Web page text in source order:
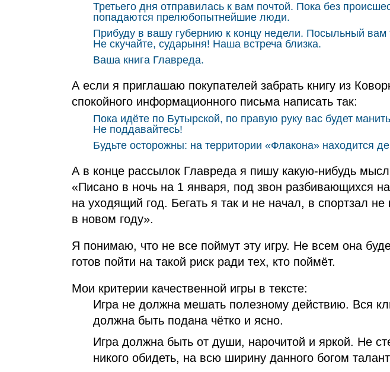
Третьего дня отправилась к вам почтой. Пока без
попадаются прелюбопытнейшие люди.
Прибуду в вашу губернию к концу недели. Посыльный вам
Не скучайте, сударыня! Наша встреча близка.
Ваша книга Главреда.
А если я приглашаю покупателей забрать книгу из
спокойного информационного письма написать так:
Пока идёте по Бутырской, по правую руку вас будет
Не поддавайтесь!
Будьте осторожны: на территории «Флакона» находится
А в конце рассылок Главреда я пишу какую‑нибудь
«Писано в ночь на 1 января, под звон разбивающихся
на уходящий год. Бегать я так и не начал, в спортзал
в новом году».
Я понимаю, что не все поймут эту игру. Не всем она
готов пойти на такой риск ради тех, кто поймёт.
Мои критерии качественной игры в тексте:
Игра не должна мешать полезному действию. Вся
должна быть подана чётко и ясно.
Игра должна быть от души, нарочитой и яркой. Не
никого обидеть, на всю ширину данного богом